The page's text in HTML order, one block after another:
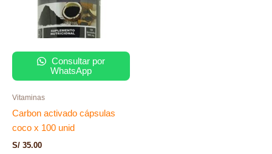
Consultar por
WhatsApp
Vitaminas
Carbon activado cápsulas
coco x 100 unid
S/ 35.00